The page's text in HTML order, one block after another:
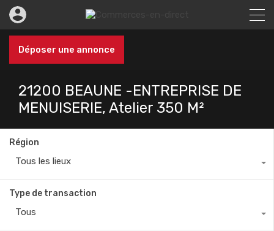
Déposer une annonce
21200 BEAUNE -ENTREPRISE DE
MENUISERIE, Atelier 350 M²
Région
Tous les lieux
Type de transaction
Tous